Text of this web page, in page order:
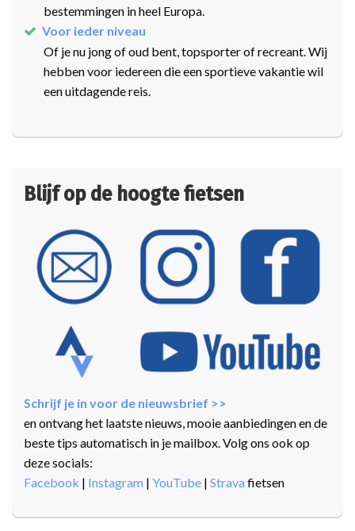
bestemmingen in heel Europa.
Voor ieder niveau
Of je nu jong of oud bent, topsporter of recreant. Wij
hebben voor iedereen die een sportieve vakantie wil
een uitdagende reis.
Blijf op de hoogte fietsen
Schrijf je in voor de nieuwsbrief >>
en ontvang het laatste nieuws, mooie aanbiedingen en de
beste tips automatisch in je mailbox. Volg ons ook op
deze socials:
Facebook | Instagram | YouTube | Strava fietsen